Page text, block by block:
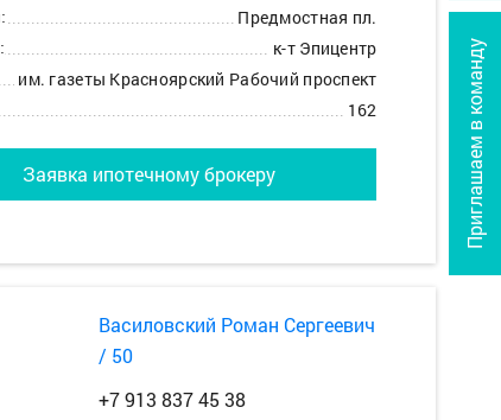
Приглашаем в команду
Предмостная пл.
к-т Эпицентр
им. газеты Красноярский Рабочий проспект
162
Заявка ипотечному брокеру
Василовский Роман Сергеевич
/ 50
+7 913 837 45 38